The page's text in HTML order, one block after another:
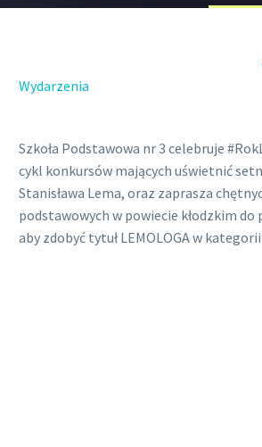
Wydarzenia
Szkoła Podstawowa nr 3 celebruje
cykl konkursów mających uświetnić
Stanisława Lema, oraz zaprasza
podstawowych w powiecie kłodzkim do
aby zdobyć tytuł LEMOLOGA w